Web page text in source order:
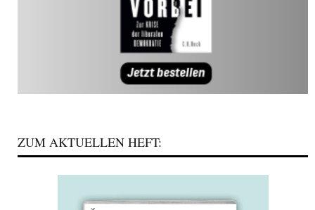
ZUM AKTUELLEN HEFT: